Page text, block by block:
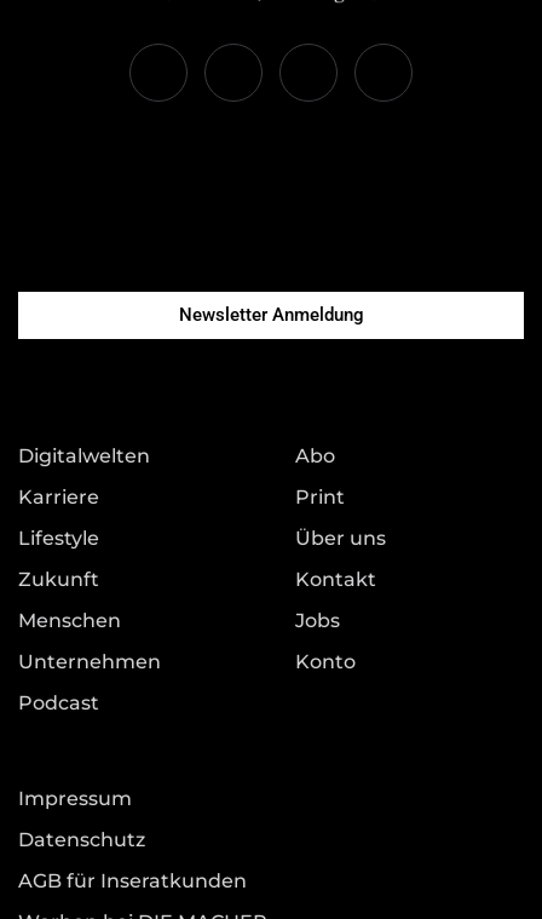
Newsletter Anmeldung
Digitalwelten
Karriere
Lifestyle
Zukunft
Menschen
Unternehmen
Podcast
Abo
Print
Über uns
Kontakt
Jobs
Konto
Impressum
Datenschutz
AGB für Inseratkunden